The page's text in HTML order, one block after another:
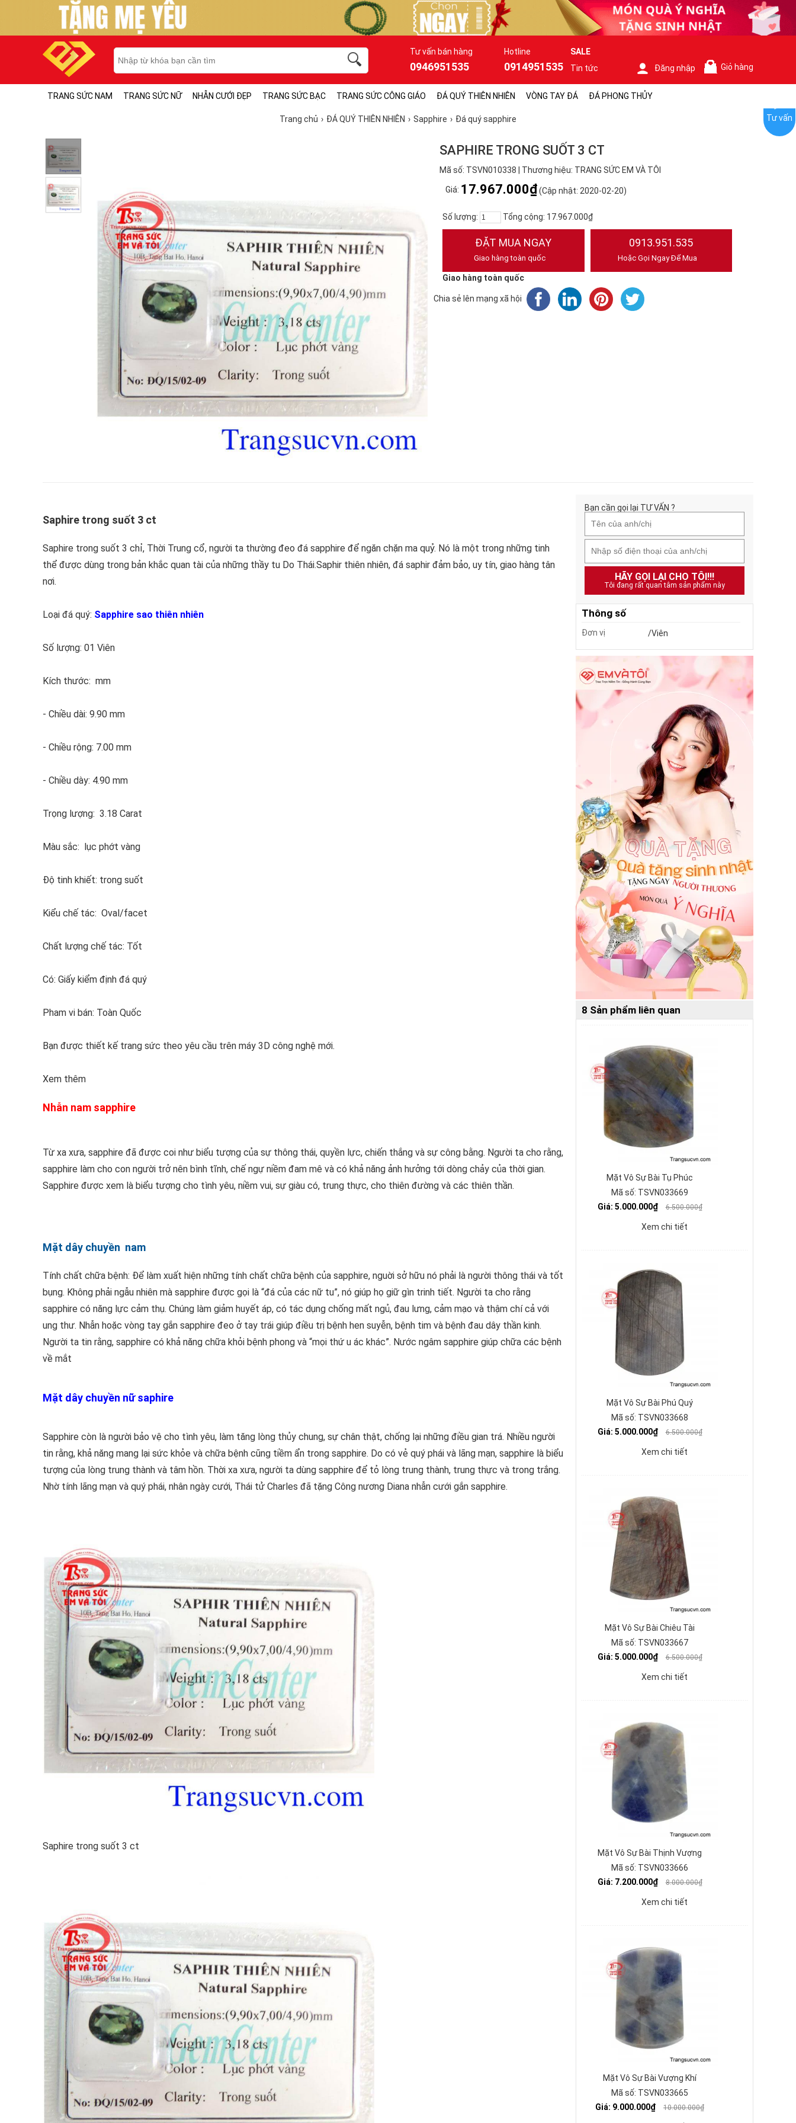
Tư vấn bán hàng
0946951535
Hotline
0914951535
SALE
Tin tức
Đăng nhập Giỏ hàng
TRANG SỨC NAM TRANG SỨC NỮ NHẪN CƯỚI ĐẸP TRANG SỨC BẠC TRANG SỨC CÔNG GIÁO ĐÁ QUÝ THIÊN NHIÊN VÒNG TAY ĐÁ ĐÁ PHONG THỦY
Trang chủ ĐÁ QUÝ THIÊN NHIÊN Sapphire Đá quý sapphire
SAPHIRE TRONG SUỐT 3 CT
Mã số: TSVN010338 | Thương hiệu: TRANG SỨC EM VÀ TÔI
Giá: 17.967.000₫(Cập nhật: 2020-02-20)
Số lượng: Tổng cộng: 17.967.000₫
ĐẶT MUA NGAY
Giao hàng toàn quốc
0913.951.535
Hoặc Gọi Ngay Để Mua
Giao hàng toàn quốc
Chia sẻ lên mạng xã hội
Saphire trong suốt 3 ct
Saphire trong suốt 3 chỉ, Thời Trung cổ, người ta thường đeo đá sapphire để ngăn chặn ma quỷ. Nó là một trong những tinh
thể được dùng trong bản khắc quan tài của những thầy tu Do Thái.Saphir thiên nhiên, đá saphir đảm bảo, uy tín, giao hàng tân
nơi.
Loại đá quý: Sapphire sao thiên nhiên
Số lượng: 01 Viên
Kích thước: mm
- Chiều dài: 9.90 mm
- Chiều rộng: 7.00 mm
- Chiều dày: 4.90 mm
Trọng lượng: 3.18 Carat
Màu sắc: lục phớt vàng
Độ tinh khiết: trong suốt
Kiểu chế tác: Oval/facet
Chất lượng chế tác: Tốt
Có: Giấy kiểm định đá quý
Pham vi bán: Toàn Quốc
Bạn được thiết kế trang sức theo yêu cầu trên máy 3D công nghệ mới.
Xem thêm
Nhẫn nam sapphire
Từ xa xưa, sapphire đã được coi như biểu tượng của sự thông thái, quyền lực, chiến thắng và sự công bằng. Người ta cho rằng,
sapphire làm cho con người trở nên bình tĩnh, chế ngự niềm đam mê và có khả năng ảnh hưởng tới dòng chảy của thời gian.
Sapphire được xem là biểu tượng cho tình yêu, niềm vui, sự giàu có, trung thực, cho thiên đường và các thiên thần.
Mặt dây chuyền nam
Tính chất chữa bệnh: Để làm xuất hiện những tính chất chữa bệnh của sapphire, nguời sở hữu nó phải là người thông thái và tốt
bụng. Không phải ngẫu nhiên mà sapphire được gọi là “đá của các nữ tu”, nó giúp họ giữ gìn trinh tiết. Người ta cho rằng
sapphire có năng lực cảm thụ. Chúng làm giảm huyết áp, có tác dụng chống mất ngủ, đau lưng, cảm mạo và thậm chí cả với
ung thư. Nhẫn hoặc vòng tay gắn sapphire đeo ở tay trái giúp điều trị bệnh hen suyễn, bệnh tim và bệnh đau dây thần kinh.
Người ta tin rằng, sapphire có khả năng chữa khỏi bệnh phong và “mọi thứ u ác khác”. Nước ngâm sapphire giúp chữa các bệnh
về mắt
Mặt dây chuyền nữ saphire
Sapphire còn là người bảo vệ cho tình yêu, làm tăng lòng thủy chung, sự chân thật, chống lại những điều gian trá. Nhiều người
tin rằng, khả năng mang lại sức khỏe và chữa bệnh cũng tiềm ẩn trong sapphire. Do có vẻ quý phái và lãng mạn, sapphire là biểu
tượng của lòng trung thành và tâm hồn. Thời xa xưa, người ta dùng sapphire để tỏ lòng trung thành, trung thực và trong trắng.
Nhờ tính lãng mạn và quý phái, nhân ngày cưới, Thái tử Charles đã tặng Công nương Diana nhẫn cưới gắn sapphire.
Saphire trong suốt 3 ct
Bạn cần gọi lại TƯ VẤN ?
HÃY GỌI LẠI CHO TÔI!!!
Tôi đang rất quan tâm sản phẩm này
Thông số
Đơn vị /Viên
8 Sản phẩm liên quan
Mặt Vô Sự Bài Tụ Phúc
Mã số: TSVN033669
Giá: 5.000.000₫
6.500.000₫
Xem chi tiết
Mặt Vô Sự Bài Phú Quý
Mã số: TSVN033668
Giá: 5.000.000₫
6.500.000₫
Xem chi tiết
Mặt Vô Sự Bài Chiêu Tài
Mã số: TSVN033667
Giá: 5.000.000₫
6.500.000₫
Xem chi tiết
Mặt Vô Sự Bài Thịnh Vượng
Mã số: TSVN033666
Giá: 7.200.000₫
8.000.000₫
Xem chi tiết
Mặt Vô Sự Bài Vượng Khí
Mã số: TSVN033665
Giá: 9.000.000₫
10.000.000₫
Tư vấn